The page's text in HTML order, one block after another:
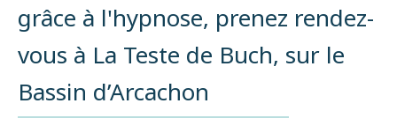
grâce à l'hypnose, prenez rendez-
vous à La Teste de Buch, sur le
Bassin d’Arcachon